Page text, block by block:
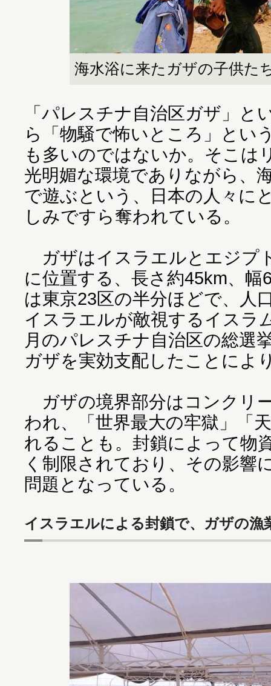
海水浴に来たガザの子供た
「パレスチナ自治区ガザ」と
ら「物騒で怖いところ」とい
も多いのではないか。そこは
光明媚な環境でありながら、
で遊ぶという、日本の人々に
しみですら奪われている。
ガザはイスラエルとエジプ
に位置する、長さ約45km、幅
は東京23区の半分ほどで、人
イスラエルが敵視するイスラ
月のパレスチナ自治区の総選
ガザを実効支配したことによ
ガザの境界部分はコンクリ
われ、「世界最大の牢獄」「
れることも。封鎖によって物
く制限されており、その影響
問題となっている。
イスラエルによる封鎖で、ガザの漁